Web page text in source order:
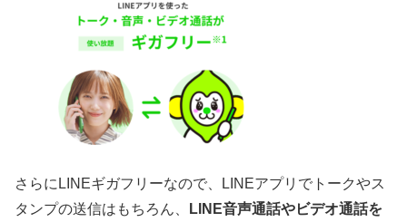
さらにLINEギガフリーなので、LINEアプリでトークやス
タンプの送信はもちろん、
LINE音声通話やビデオ通話を